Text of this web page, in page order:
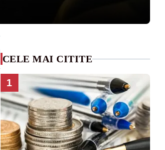
CELE MAI CITITE
1